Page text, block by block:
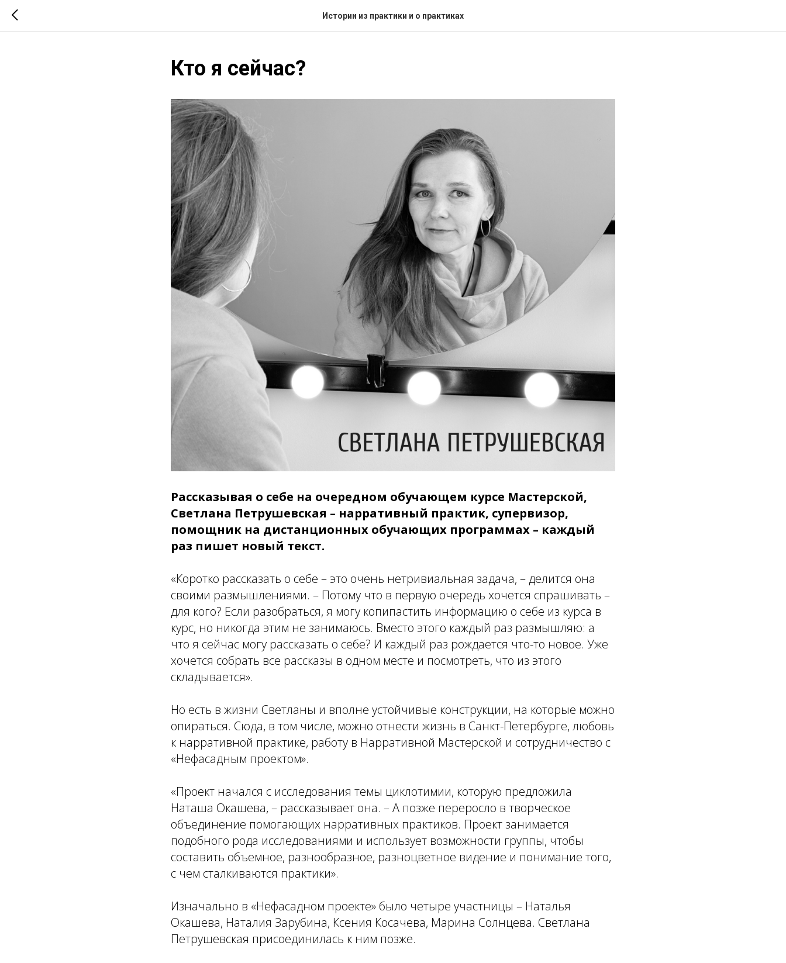
Истории из практики и о практиках
Кто я сейчас?
Рассказывая о себе на очередном обучающем курсе Мастерской,
Светлана Петрушевская – нарративный практик, супервизор,
помощник на дистанционных обучающих программах – каждый
раз пишет новый текст.
«Коротко рассказать о себе – это очень нетривиальная задача, – делится она
своими размышлениями. – Потому что в первую очередь хочется спрашивать –
для кого? Если разобраться, я могу копипастить информацию о себе из курса в
курс, но никогда этим не занимаюсь. Вместо этого каждый раз размышляю: а
что я сейчас могу рассказать о себе? И каждый раз рождается что-то новое. Уже
хочется собрать все рассказы в одном месте и посмотреть, что из этого
складывается».
Но есть в жизни Светланы и вполне устойчивые конструкции, на которые можно
опираться. Сюда, в том числе, можно отнести жизнь в Санкт-Петербурге, любовь
к нарративной практике, работу в Нарративной Мастерской и сотрудничество с
«Нефасадным проектом».
«Проект начался с исследования темы циклотимии, которую предложила
Наташа Окашева, – рассказывает она. – А позже переросло в творческое
объединение помогающих нарративных практиков. Проект занимается
подобного рода исследованиями и использует возможности группы, чтобы
составить объемное, разнообразное, разноцветное видение и понимание того,
с чем сталкиваются практики».
Изначально в «Нефасадном проекте» было четыре участницы – Наталья
Окашева, Наталия Зарубина, Ксения Косачева, Марина Солнцева. Светлана
Петрушевская присоединилась к ним позже.